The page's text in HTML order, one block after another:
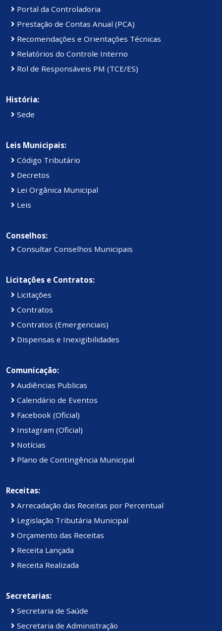
Portal da Controladoria
Prestação de Contas Anual (PCA)
Recomendações e Orientações Técnicas
Relatórios do Controle Interno
Rol de Responsáveis PM (TCE/ES)
História:
Sede
Leis Municipais:
Código Tributário
Decretos
Lei Orgânica Municipal
Leis
Conselhos:
Consultar Conselhos Municipais
Licitações e Contratos:
Licitações
Contratos
Contratos (Emergenciais)
Dispensas e Inexigibilidades
Comunicação:
Audiências Publicas
Calendário de Eventos
Facebook (Oficial)
Instagram (Oficial)
Notícias
Plano de Contingência Municipal
Receitas:
Arrecadação das Receitas por Percentual
Legislação Tributária Municipal
Orçamento das Receitas
Receita Lançada
Receita Realizada
Secretarias:
Secretaria de Saúde
Secretaria de Administração